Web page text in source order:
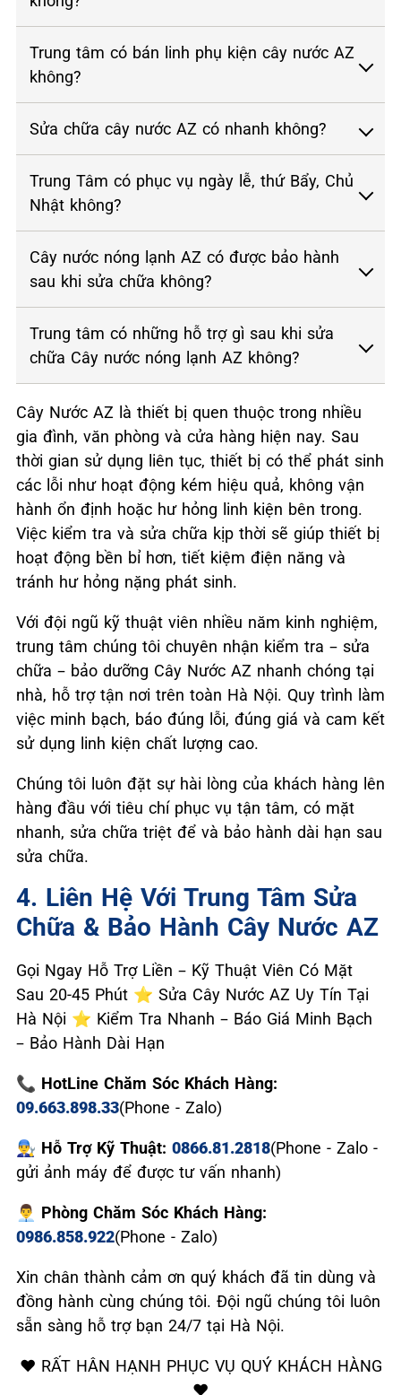
Trung tâm có bán linh phụ kiện cây nước AZ
không?
Sửa chữa cây nước AZ có nhanh không?
Trung Tâm có phục vụ ngày lễ, thứ Bẩy, Chủ
Nhật không?
Cây nước nóng lạnh AZ có được bảo hành
sau khi sửa chữa không?
Trung tâm có những hỗ trợ gì sau khi sửa
chữa Cây nước nóng lạnh AZ không?
Cây Nước AZ là thiết bị quen thuộc trong nhiều
gia đình, văn phòng và cửa hàng hiện nay. Sau
thời gian sử dụng liên tục, thiết bị có thể phát sinh
các lỗi như hoạt động kém hiệu quả, không vận
hành ổn định hoặc hư hỏng linh kiện bên trong.
Việc kiểm tra và sửa chữa kịp thời sẽ giúp thiết bị
hoạt động bền bỉ hơn, tiết kiệm điện năng và
tránh hư hỏng nặng phát sinh.
Với đội ngũ kỹ thuật viên nhiều năm kinh nghiệm,
trung tâm chúng tôi chuyên nhận kiểm tra – sửa
chữa – bảo dưỡng Cây Nước AZ nhanh chóng tại
nhà, hỗ trợ tận nơi trên toàn Hà Nội. Quy trình làm
việc minh bạch, báo đúng lỗi, đúng giá và cam kết
sử dụng linh kiện chất lượng cao.
Chúng tôi luôn đặt sự hài lòng của khách hàng lên
hàng đầu với tiêu chí phục vụ tận tâm, có mặt
nhanh, sửa chữa triệt để và bảo hành dài hạn sau
sửa chữa.
4. Liên Hệ Với Trung Tâm Sửa
Chữa & Bảo Hành Cây Nước AZ
Gọi Ngay Hỗ Trợ Liền – Kỹ Thuật Viên Có Mặt
Sau 20-45 Phút ⭐ Sửa Cây Nước AZ Uy Tín Tại
Hà Nội ⭐ Kiểm Tra Nhanh – Báo Giá Minh Bạch
– Bảo Hành Dài Hạn
📞 HotLine Chăm Sóc Khách Hàng:
09.663.898.33(Phone - Zalo)
👨‍🔧 Hỗ Trợ Kỹ Thuật: 0866.81.2818(Phone - Zalo -
gửi ảnh máy để được tư vấn nhanh)
👨‍💼 Phòng Chăm Sóc Khách Hàng:
0986.858.922(Phone - Zalo)
Xin chân thành cảm ơn quý khách đã tin dùng và
đồng hành cùng chúng tôi. Đội ngũ chúng tôi luôn
sẵn sàng hỗ trợ bạn 24/7 tại Hà Nội.
❤️ RẤT HÂN HẠNH PHỤC VỤ QUÝ KHÁCH HÀNG
❤️